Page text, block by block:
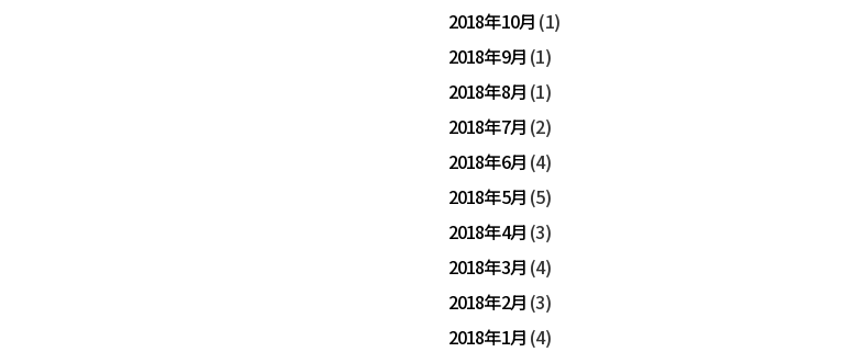
2018年10月 (1)
2018年9月 (1)
2018年8月 (1)
2018年7月 (2)
2018年6月 (4)
2018年5月 (5)
2018年4月 (3)
2018年3月 (4)
2018年2月 (3)
2018年1月 (4)